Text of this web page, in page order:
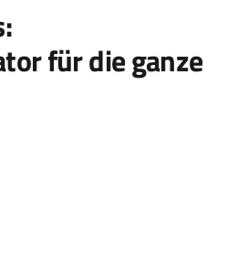
für die ganze